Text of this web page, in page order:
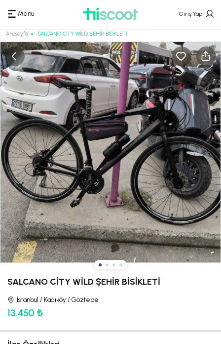
Menü Giriş Yap
Anasayfa SALCANO CİTY WİLD ŞEHİR BİSİKLETİ
SALCANO CİTY WİLD ŞEHİR BİSİKLETİ
İstanbul / Kadıköy / Göztepe
13.450 ₺